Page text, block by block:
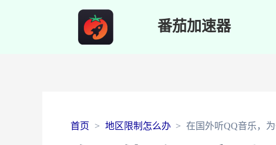
番茄加速器
首页 地区限制怎么办 在国外听QQ音乐，